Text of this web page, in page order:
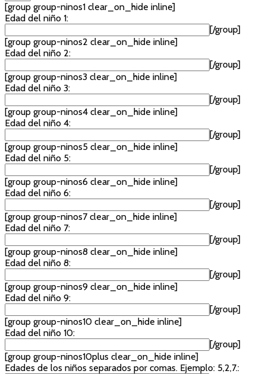
[group group-ninos1 clear_on_hide inline]
Edad del niño 1:
[/group]
[group group-ninos2 clear_on_hide inline]
Edad del niño 2:
[/group]
[group group-ninos3 clear_on_hide inline]
Edad del niño 3:
[/group]
[group group-ninos4 clear_on_hide inline]
Edad del niño 4:
[/group]
[group group-ninos5 clear_on_hide inline]
Edad del niño 5:
[/group]
[group group-ninos6 clear_on_hide inline]
Edad del niño 6:
[/group]
[group group-ninos7 clear_on_hide inline]
Edad del niño 7:
[/group]
[group group-ninos8 clear_on_hide inline]
Edad del niño 8:
[/group]
[group group-ninos9 clear_on_hide inline]
Edad del niño 9:
[/group]
[group group-ninos10 clear_on_hide inline]
Edad del niño 10:
[/group]
[group group-ninos10plus clear_on_hide inline]
Edades de los niños separados por comas. Ejemplo: 5,2,7.: